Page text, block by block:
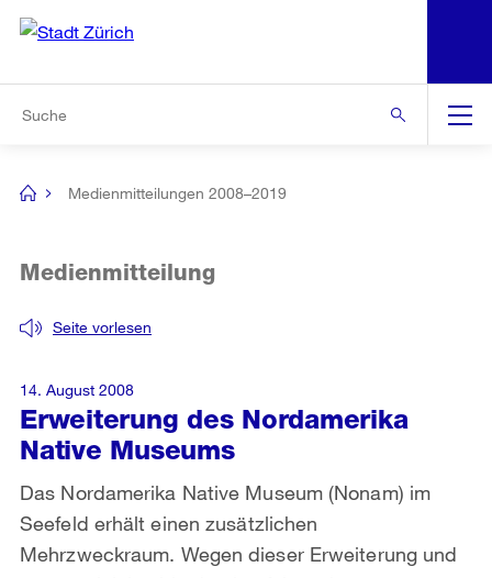
Navigation
[no
Medienmitteilungen 2008–2019
Erweiterung des Nordamerika
Native Museums
Seite vorlesen
Medienmitteilung
Das Nordamerika Native Museum (Nonam) im
Seefeld erhält einen zusätzlichen
Mehrzweckraum. Wegen dieser Erweiterung und
14. August 2008